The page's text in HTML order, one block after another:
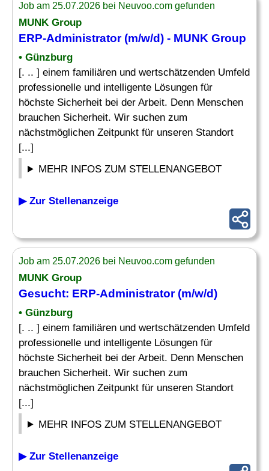
Job am 25.07.2026 bei Neuvoo.com gefunden
MUNK Group
ERP-Administrator(m/w/d) - MUNK Group
• Günzburg
[. .. ] einem familiären und wertschätzenden Umfeld
professionelle und intelligente Lösungen für
höchste Sicherheit bei der Arbeit. Denn Menschen
brauchen Sicherheit. Wir suchen zum
nächstmöglichen Zeitpunkt für unseren Standort
[...]
MEHR INFOS ZUM STELLENANGEBOT
▶ Zur Stellenanzeige
Job am 25.07.2026 bei Neuvoo.com gefunden
MUNK Group
Gesucht: ERP-Administrator(m/w/d)
• Günzburg
[. .. ] einem familiären und wertschätzenden Umfeld
professionelle und intelligente Lösungen für
höchste Sicherheit bei der Arbeit. Denn Menschen
brauchen Sicherheit. Wir suchen zum
nächstmöglichen Zeitpunkt für unseren Standort
[...]
MEHR INFOS ZUM STELLENANGEBOT
▶ Zur Stellenanzeige